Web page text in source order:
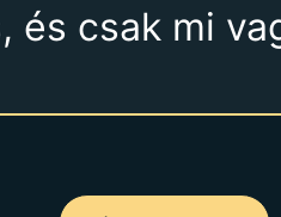
és csak mi